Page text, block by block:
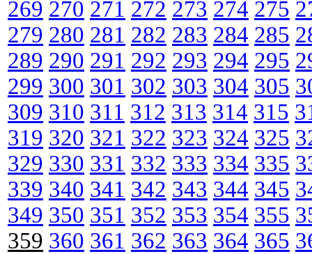
269 270 271 272 273 274 275
279 280 281 282 283 284 285
289 290 291 292 293 294 295
299 300 301 302 303 304 305
309 310 311 312 313 314 315
319 320 321 322 323 324 325
329 330 331 332 333 334 335
339 340 341 342 343 344 345
349 350 351 352 353 354 355
359 360 361 362 363 364 365